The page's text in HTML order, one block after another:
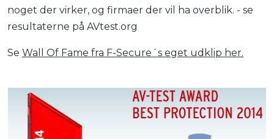
noget der virker, og firmaer der vil ha overblik. - se
resultaterne på AVtest.org
Se Wall Of Fame fra F-Secure´s eget udklip her.